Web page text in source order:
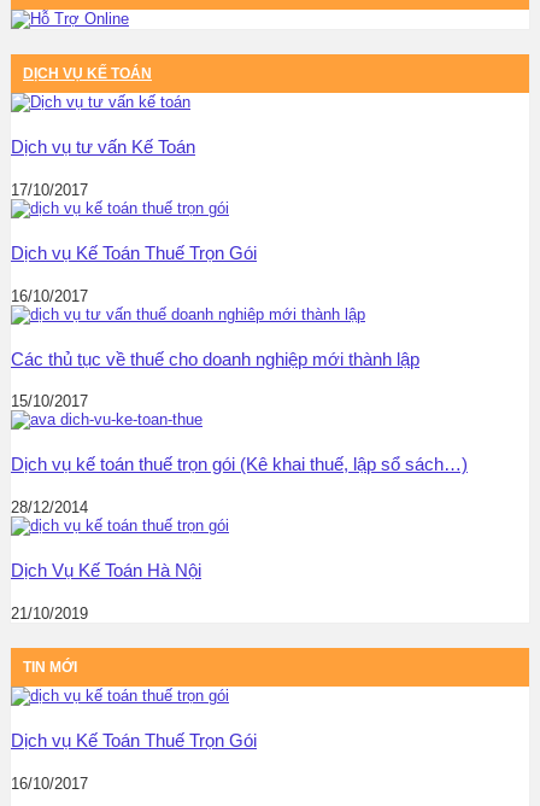
DỊCH VỤ KẾ TOÁN
Dịch vụ tư vấn Kế Toán
17/10/2017
Dịch vụ Kế Toán Thuế Trọn Gói
16/10/2017
Các thủ tục về thuế cho doanh nghiệp mới thành lập
15/10/2017
Dịch vụ kế toán thuế trọn gói (Kê khai thuế, lập sổ sách…)
28/12/2014
Dịch Vụ Kế Toán Hà Nội
21/10/2019
TIN MỚI
Dịch vụ Kế Toán Thuế Trọn Gói
16/10/2017